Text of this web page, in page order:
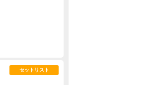
セットリスト